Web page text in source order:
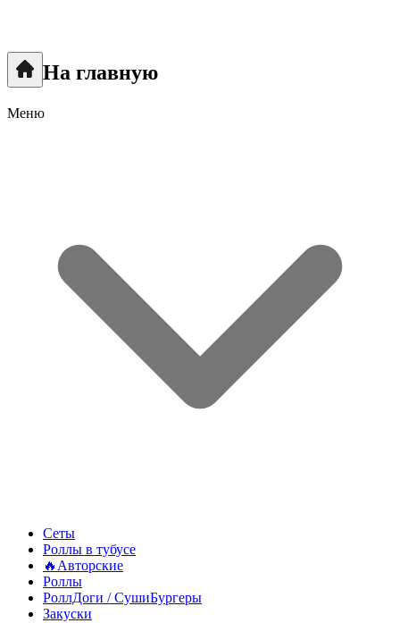
На главную
Меню
Сеты
Роллы в тубусе
🔥Авторские
Роллы
РоллДоги / СушиБургеры
Закуски